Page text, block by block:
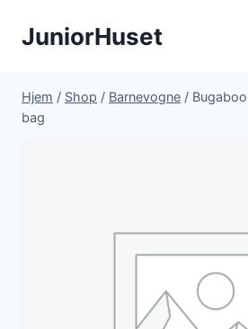
JuniorHuset
Hjem / Shop / Barnevogne /
bag